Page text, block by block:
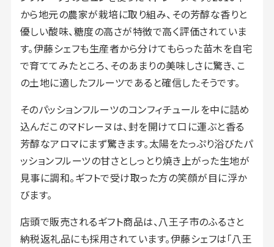
から地元の農家が栽培に取り組み、その芳醇な香りと
優しい酸味、糖度の高さが特徴で高く評価されていま
す。伊藤シェフも生産者から分けてもらった苗木を自宅
で育ててみたところ、そのあまりの美味しさに驚き、こ
の土地に適したフルーツであると確信したそうです。
そのパッションフルーツのコンフィチュールを中に詰め
込んだこのマドレーヌは、封を開けて口に運ぶと香る
芳醇なアロマにまず驚きます。太陽をたっぷり浴びたパ
ッションフルーツの甘さとしっとり焼き上がった生地が
見事に調和。ギフトで受け取った方の笑顔が目に浮か
びます。
店頭で販売されるギフト商品は、八王子市のふるさと
納税返礼品にも採用されています。伊藤シェフは「八王